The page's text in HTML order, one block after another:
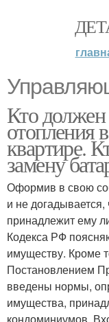
Кто
отопления
квартире.
замену
Оформив в свою
и не догадывается,
принадлежит ему
Кодекса РФ
имуществу. Кроме
Постановлением
введены нормы,
имущества,